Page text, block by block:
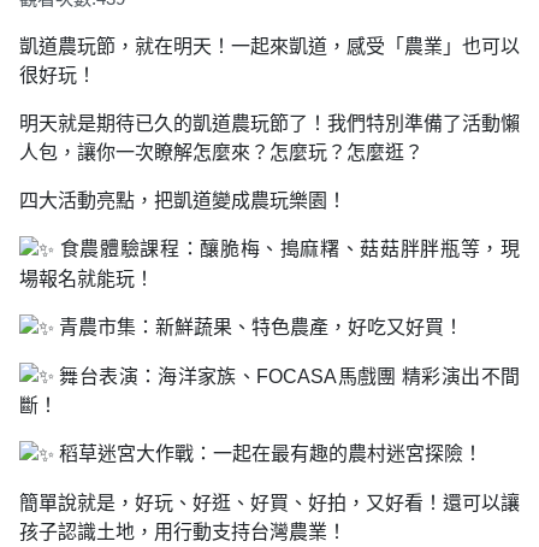
凱道農玩節，就在明天！一起來凱道，感受「農業」也可以
很好玩！
明天就是期待已久的凱道農玩節了！我們特別準備了活動懶
人包，讓你一次瞭解怎麼來？怎麼玩？怎麼逛？
四大活動亮點，把凱道變成農玩樂園！
食農體驗課程：釀脆梅、搗麻糬、菇菇胖胖瓶等，現
場報名就能玩！
青農市集：新鮮蔬果、特色農產，好吃又好買！
舞台表演：海洋家族、FOCASA馬戲團 精彩演出不間
斷！
稻草迷宮大作戰：一起在最有趣的農村迷宮探險！
簡單說就是，好玩、好逛、好買、好拍，又好看！還可以讓
孩子認識土地，用行動支持台灣農業！